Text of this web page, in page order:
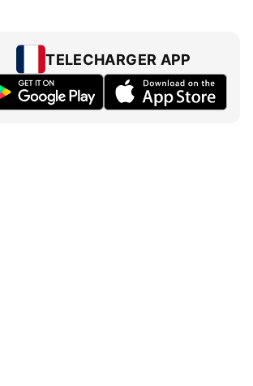
TELECHARGER APP